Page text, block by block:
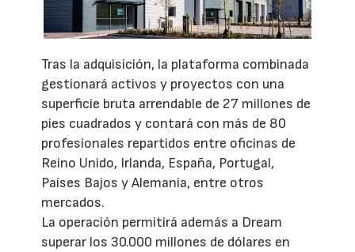
Tras la adquisición, la plataforma combinada
gestionará activos y proyectos con una
superficie bruta arrendable de 27 millones de
pies cuadrados y contará con más de 80
profesionales repartidos entre oficinas de
Reino Unido, Irlanda, España, Portugal,
Países Bajos y Alemania, entre otros
mercados.
La operación permitirá además a Dream
superar los 30.000 millones de dólares en